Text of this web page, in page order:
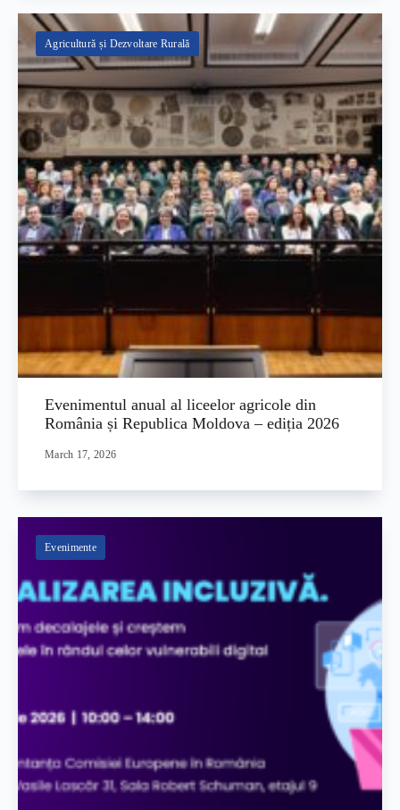
Agricultură și Dezvoltare Rurală
Evenimentul anual al liceelor agricole din
România și Republica Moldova – ediția 2026
March 17, 2026
Evenimente